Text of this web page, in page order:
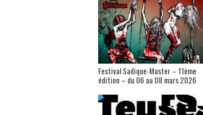
Festival Sadique-Master – 11ème
édition – du 06 au 08 mars 2026